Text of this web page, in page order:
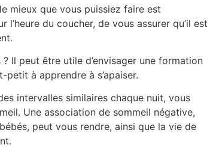
mieux que vous puissiez faire est
du coucher, de vous assurer qu’il est
Il peut être utile d’envisager une formation
à apprendre à s’apaiser.
intervalles similaires chaque nuit, vous
Une association de sommeil négative,
peut vous rendre, ainsi que la vie de